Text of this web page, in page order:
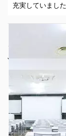
充実していまし
【渋谷駅徒歩1分
ジェクター・ホワ
イク２本全て無料
ふれあい貸し会議室